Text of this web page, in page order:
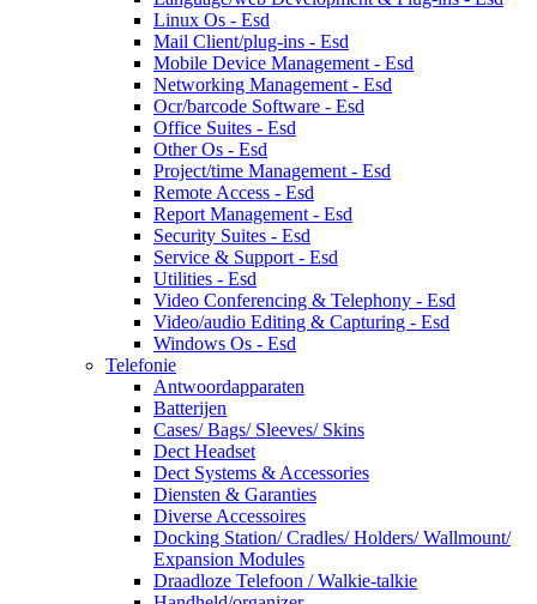
Linux Os - Esd
Mail Client/plug-ins - Esd
Mobile Device Management - Esd
Networking Management - Esd
Ocr/barcode Software - Esd
Office Suites - Esd
Other Os - Esd
Project/time Management - Esd
Remote Access - Esd
Report Management - Esd
Security Suites - Esd
Service & Support - Esd
Utilities - Esd
Video Conferencing & Telephony - Esd
Video/audio Editing & Capturing - Esd
Windows Os - Esd
Telefonie
Antwoordapparaten
Batterijen
Cases/ Bags/ Sleeves/ Skins
Dect Headset
Dect Systems & Accessories
Diensten & Garanties
Diverse Accessoires
Docking Station/ Cradles/ Holders/ Wallmount/
Expansion Modules
Draadloze Telefoon / Walkie-talkie